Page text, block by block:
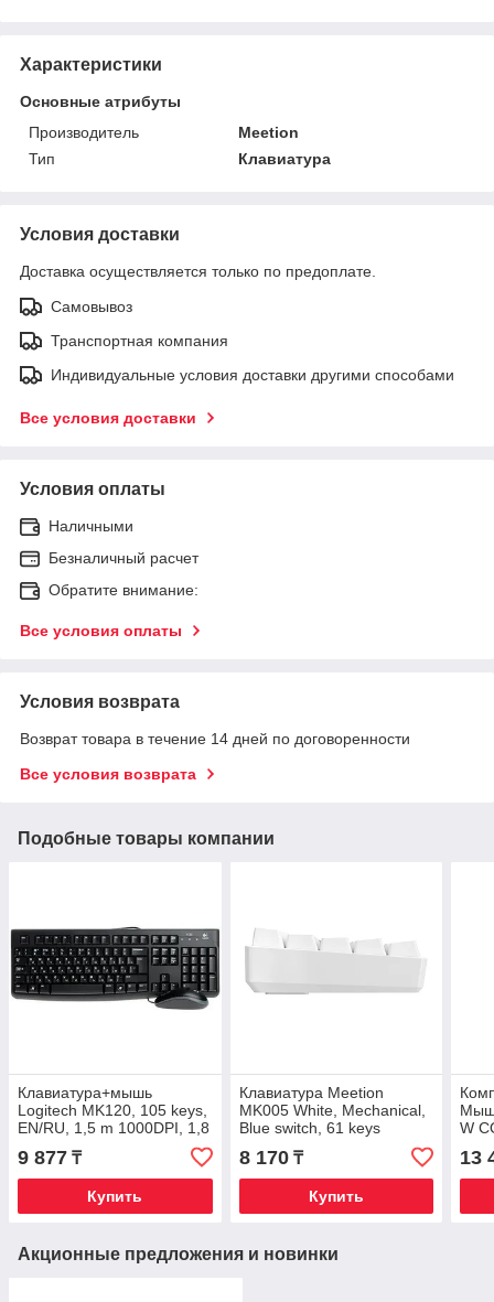
Характеристики
Основные атрибуты
Производитель
Meetion
Тип
Клавиатура
Условия доставки
Доставка осуществляется только по предоплате.
Самовывоз
Транспортная компания
Индивидуальные условия доставки другими способами
Все условия доставки
Условия оплаты
Наличными
Безналичный расчет
Обратите внимание:
Все условия оплаты
Условия возврата
Возврат товара в течение 14 дней по договоренности
Все условия возврата
Подобные товары компании
Клавиатура+мышь
Logitech MK120, 105 keys,
EN/RU, 1,5 m 1000DPI, 1,8
m, USB, Черный
9 877 ₸
Купить
Клавиатура Meetion
MK005 White, Mechanical,
Blue switch, 61 keys
EN/RU/KZ, Cable USB-C
8 170₸
Купить
W
13
Акционные предложения и новинки